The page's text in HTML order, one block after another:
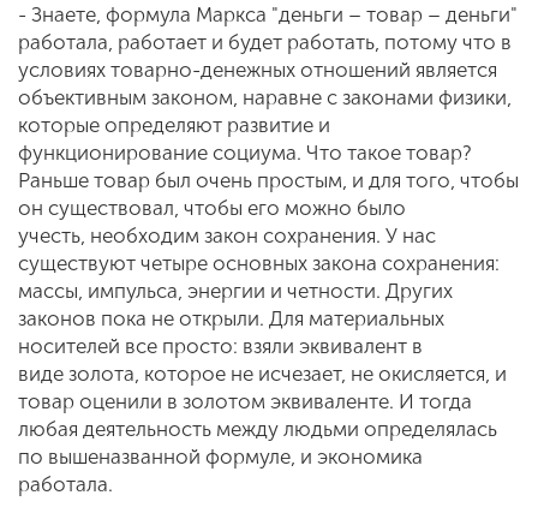
- Знаете, формула Маркса "деньги – товар – деньги"
работала, работает и будет работать, потому что в
условиях товарно-денежных отношений является
объективным законом, наравне с законами физики,
которые определяют развитие и
функционирование социума. Что такое товар?
Раньше товар был очень простым, и для того, чтобы
он существовал, чтобы его можно было
учесть, необходим закон сохранения. У нас
существуют четыре основных закона сохранения:
массы, импульса, энергии и четности. Других
законов пока не открыли. Для материальных
носителей все просто: взяли эквивалент в
виде золота, которое не исчезает, не окисляется, и
товар оценили в золотом эквиваленте. И тогда
любая деятельность между людьми определялась
по вышеназванной формуле, и экономика
работала.